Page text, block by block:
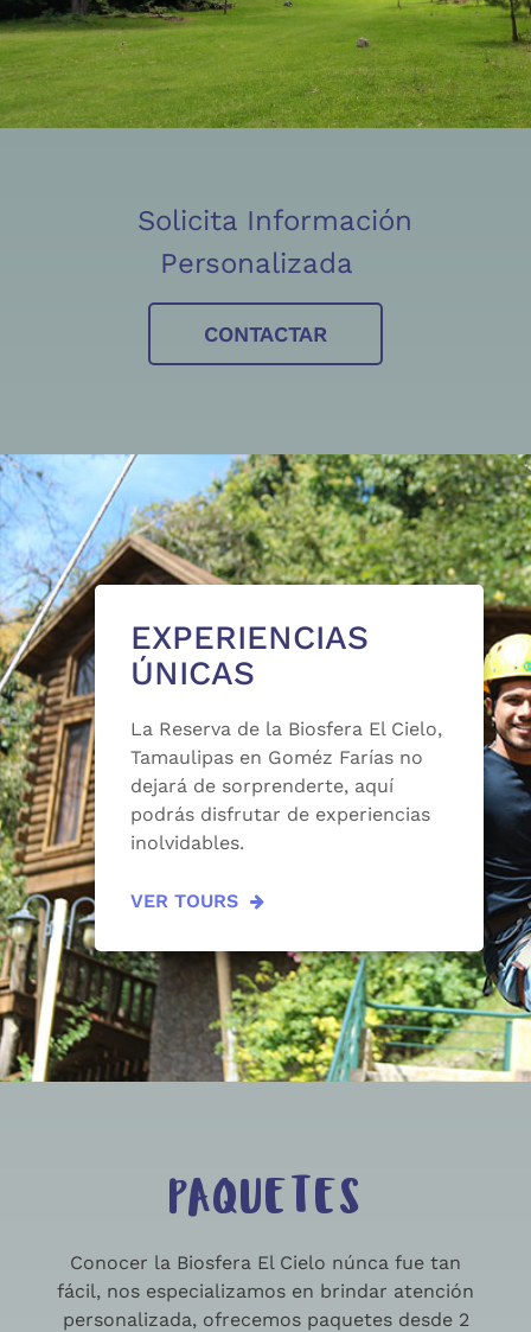
Solicita Información
Personalizada
CONTACTAR
EXPERIENCIAS
ÚNICAS
La Reserva de la Biosfera El Cielo,
Tamaulipas en Goméz Farías no
dejará de sorprenderte, aquí
podrás disfrutar de experiencias
inolvidables.
VER TOURS
PAQUETES
Conocer la Biosfera El Cielo núnca fue tan
fácil, nos especializamos en brindar atención
personalizada, ofrecemos paquetes desde 2